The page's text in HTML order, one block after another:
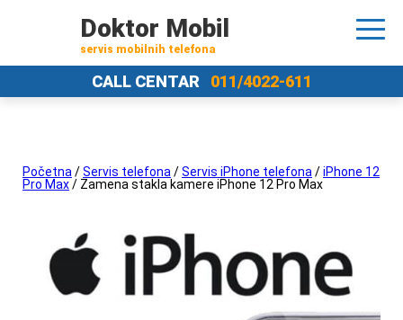
Doktor Mobil
servis mobilnih telefona
CALL CENTAR 011/4022-611
Početna /Servis telefona /Servis iPhone telefona /iPhone 12
Pro Max/ Zamena stakla kamere iPhone 12 Pro Max